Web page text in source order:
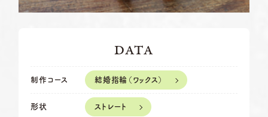
G.festaについて
よくある質問
お店を探す
DATA
制作コース 結婚指輪（ワックス）
形状 ストレート
定休日
火曜日・水曜日
定休日
火曜日・水曜日
※祝日の場合は営業
浜松店 TEL.053-455-2177